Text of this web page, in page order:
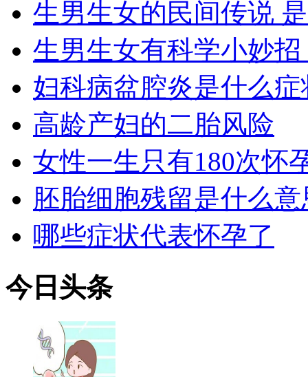
生男生女的民间传说
生男生女有科学小妙
妇科病盆腔炎是什么症
高龄产妇的二胎风险
女性一生只有180次怀
胚胎细胞残留是什么意
哪些症状代表怀孕了
今日 头条